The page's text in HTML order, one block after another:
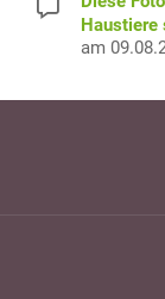
Haustiere
am